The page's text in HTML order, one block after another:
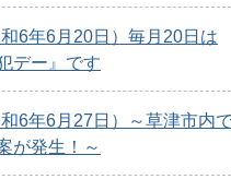
6年6月20日）毎月20日は
デー』です
6年6月27日）～草津市内
が発生！～